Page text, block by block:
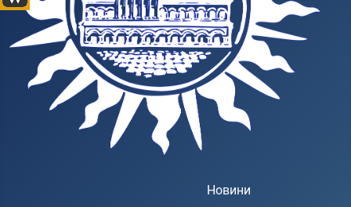
Новини